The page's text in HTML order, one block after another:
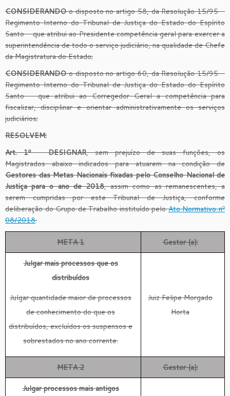
CONSIDERANDOo disposto no artigo 58, da Resolução 15/95 –
Regimento Interno do Tribunal de Justiça do Estado do Espírito
Santo – que atribui ao Presidente competência geral para exercer a
superintendência de todo o serviço judiciário, na qualidade de Chefe
da Magistratura do Estado;
CONSIDERANDOo disposto no artigo 60, da Resolução 15/95 –
Regimento Interno do Tribunal de Justiça do Estado do Espírito
Santo – que atribui ao Corregedor Geral a competência para
fiscalizar, disciplinar e orientar administrativamente os serviços
judiciários;
RESOLVEM:
Art. 1º–DESIGNAR, sem prejuízo de suas funções, os
Magistrados abaixo indicados para atuarem na condição de
Gestores das Metas Nacionais fixadas pelo Conselho Nacional de
Justiça para o ano de 2018, assim como as remanescentes, a
serem cumpridas por este Tribunal de Justiça, conforme
deliberação do Grupo de Trabalho instituído peloAto Normativo nº
08/2018.
META 1 Gestor (a):
Julgar mais processos que os
distribuídos
Julgar quantidade maior de processos
de conhecimento do que os
distribuídos, excluídos os suspensos e
sobrestados no ano corrente.
Juiz Felipe Morgado
Horta
META 2 Gestor (a):
Julgar processos mais antigos